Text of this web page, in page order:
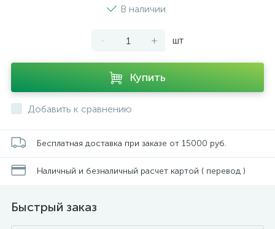
В наличии
- + шт
Купить
Добавить к сравнению
Бесплатная доставка при заказе от 15000 руб.
Наличный и безналичный расчет картой ( перевод )
Быстрый заказ